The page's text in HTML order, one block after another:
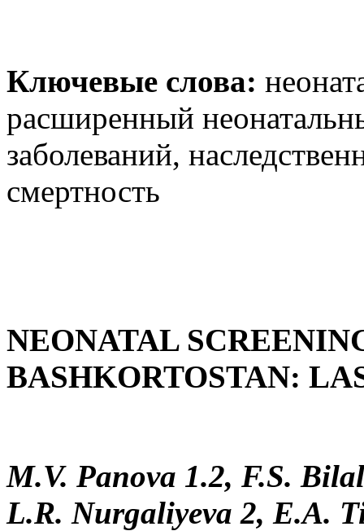
Ключевые слова:
расширенный
заболеваний,
смертность
NEONATAL
BASHKORTOSTAN:
M.V. Panova 1.2, F.S.
L.R. Nurgaliyeva 2, E.A.